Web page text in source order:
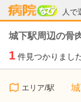
人で
病院
城下駅周辺の骨
1 件見つかりまし
エリア/駅